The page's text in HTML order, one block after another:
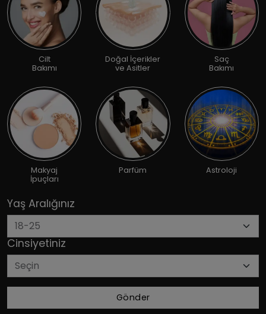
Cilt
Bakımı
Doğal İçerikler
ve Asitler
Saç
Bakımı
Makyaj
İpuçları
Parfüm Astroloji
Yaş Aralığınız
Cinsiyetiniz
Gönder